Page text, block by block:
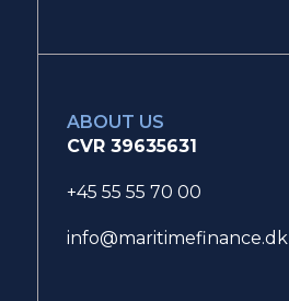
ABOUT US
CVR 39635631
+45 55 55 70 00
info@maritimefinance.dk